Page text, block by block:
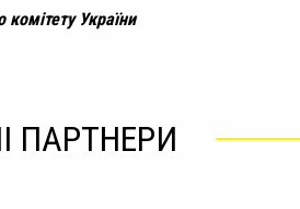
України
ПАРТНЕРИ